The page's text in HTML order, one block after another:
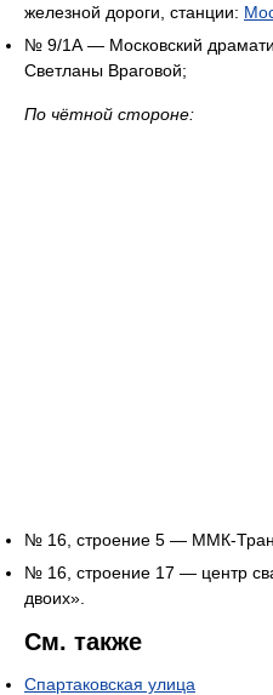
железной дороги, станции:
№ 9/1А — Московский
Светланы Враговой;
По чётной стороне:
№ 16, строение 5 — ММК-
№ 16, строение 17 — центр
двоих».
См. также
Спартаковская улица